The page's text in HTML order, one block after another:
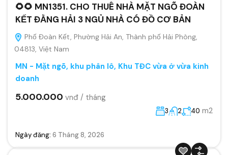
🌻🌻 MN1351. CHO THUÊ NHÀ MẶT NGÕ ĐOÀN
KẾT ĐẰNG HẢI 3 NGỦ NHÀ CÓ ĐỒ CƠ BẢN
Phố Đoàn Kết, Phường Hải An, Thành phố Hải Phòng,
04813, Việt Nam
MN - Mặt ngõ, khu phân lô, Khu TĐC vừa ở vừa kinh
doanh
5.000.000 vnđ / tháng
3 2 40 m2
Ngày đăng: 6 Tháng 8, 2026